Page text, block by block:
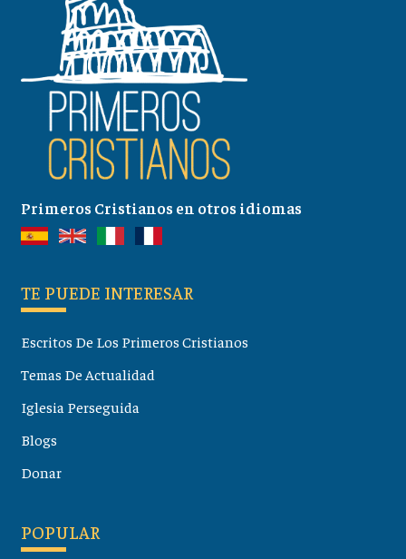
Primeros Cristianos en otros idiomas
TE PUEDE INTERESAR
Escritos De Los Primeros Cristianos
Temas De Actualidad
Iglesia Perseguida
Blogs
Donar
POPULAR